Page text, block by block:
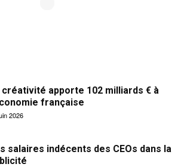
créativité apporte 102 milliards € à
française
2026
salaires indécents des CEOs dans la